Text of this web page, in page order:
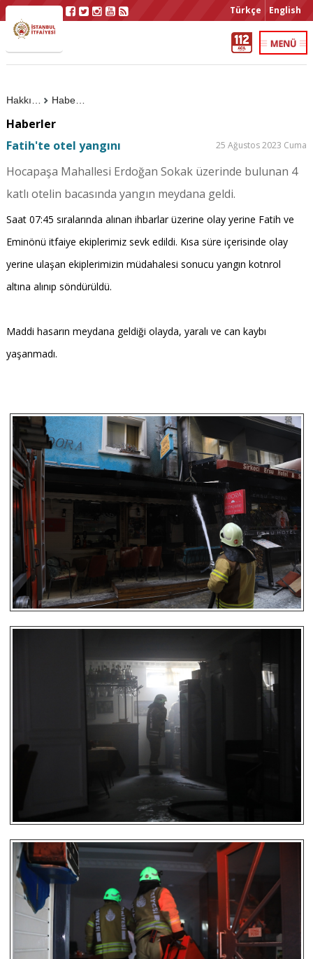
Türkçe English
Haberler
Haberler
Fatih'te otel yangını
25 Ağustos 2023 Cuma
Hocapaşa Mahallesi Erdoğan Sokak üzerinde bulunan 4
katlı otelin bacasında yangın meydana geldi.
Saat 07:45 sıralarında alınan ihbarlar üzerine olay yerine Fatih ve
Eminönü itfaiye ekiplerimiz sevk edildi. Kısa süre içerisinde olay
yerine ulaşan ekiplerimizin müdahalesi sonucu yangın kotnrol
altına alınıp söndürüldü.
Maddi hasarın meydana geldiği olayda, yaralı ve can kaybı
yaşanmadı.